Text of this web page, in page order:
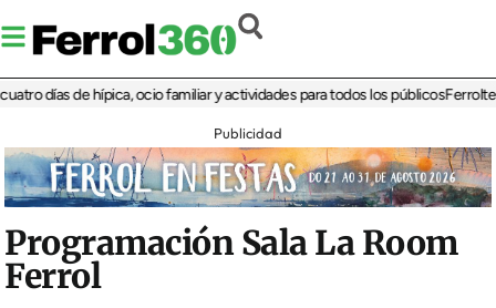
de hípica, ocio familiar y actividades para todos los públicosFerrolterra
Publicidad
Programación Sala La Room
Ferrol